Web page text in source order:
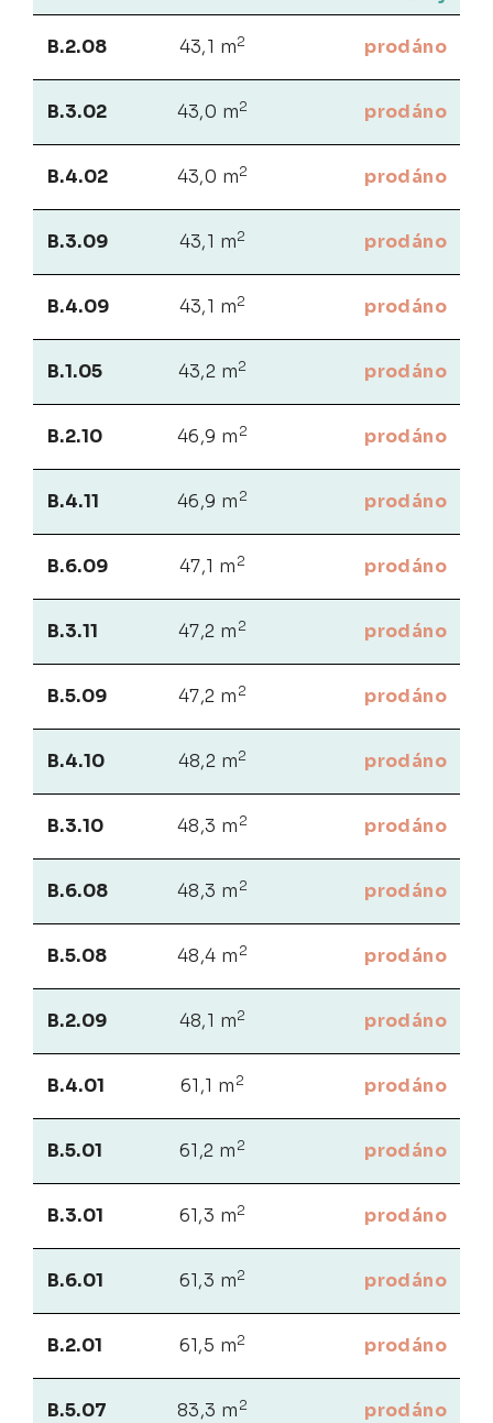
B.2.08 43,1 m2 prodáno
B.3.02 43,0 m2 prodáno
B.4.02 43,0 m2 prodáno
B.3.09 43,1 m2 prodáno
B.4.09 43,1 m2 prodáno
B.1.05 43,2 m2 prodáno
B.2.10 46,9 m 2 prodáno
B.4.11 46,9 m 2 prodáno
B.6.09 47,1 m 2 prodáno
B.3.11 47,2 m 2 prodáno
B.5.09 47,2 m 2 prodáno
B.4.10 48,2 m2 prodáno
B.3.10 48,3 m 2 prodáno
B.6.08 48,3 m 2 prodáno
B.5.08 48,4 m 2 prodáno
B.2.09 48,1 m2 prodáno
B.4.01 61,1 m 2 prodáno
B.5.01 61,2 m 2 prodáno
B.3.01 61,3 m2 prodáno
B.6.01 61,3 m2 prodáno
B.2.01 61,5 m2 prodáno
B.5.07 83,3 m 2 prodáno